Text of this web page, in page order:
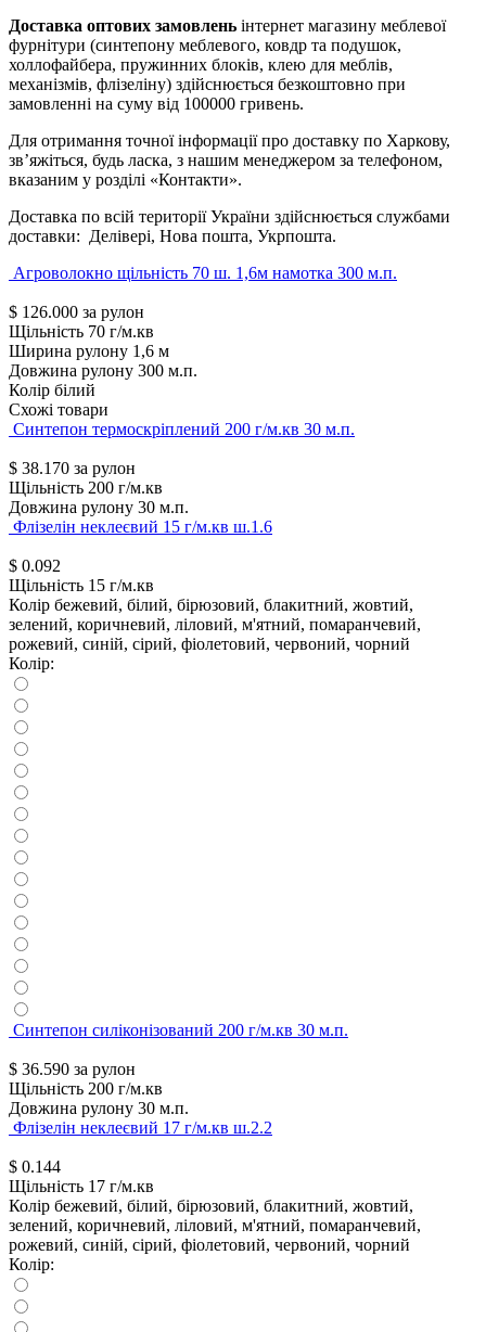
Доставка оптових замовлень інтернет магазину меблевої
фурнітури (синтепону меблевого, ковдр та подушок,
холлофайбера, пружинних блоків, клею для меблів,
механізмів, флізеліну) здійснюється безкоштовно при
замовленні на суму від 100000 гривень.
Для отримання точної інформації про доставку по Харкову,
зв’яжіться, будь ласка, з нашим менеджером за телефоном,
вказаним у розділі «Контакти».
Доставка по всій території України здійснюється службами
доставки: Делівері, Нова пошта, Укрпошта.
Агроволокно щільність 70 ш. 1,6м намотка 300 м.п.
$ 126.000 за рулон
Щільність 70 г/м.кв
Ширина рулону 1,6 м
Довжина рулону 300 м.п.
Колір білий
Схожі товари
Синтепон термоскріплений 200 г/м.кв 30 м.п.
$ 38.170 за рулон
Щільність 200 г/м.кв
Довжина рулону 30 м.п.
Флізелін неклеєвий 15 г/м.кв ш.1.6
$ 0.092
Щільність 15 г/м.кв
Колір бежевий, білий, бірюзовий, блакитний, жовтий,
зелений, коричневий, ліловий, м'ятний, помаранчевий,
рожевий, синій, сірий, фіолетовий, червоний, чорний
Колір:
Синтепон силіконізований 200 г/м.кв 30 м.п.
$ 36.590 за рулон
Щільність 200 г/м.кв
Довжина рулону 30 м.п.
Флізелін неклеєвий 17 г/м.кв ш.2.2
$ 0.144
Щільність 17 г/м.кв
Колір бежевий, білий, бірюзовий, блакитний, жовтий,
зелений, коричневий, ліловий, м'ятний, помаранчевий,
рожевий, синій, сірий, фіолетовий, червоний, чорний
Колір: